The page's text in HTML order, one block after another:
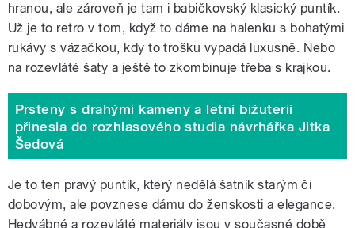
hranou, ale zároveň je tam i babičkovský klasický puntík.
Už je to retro v tom, když to dáme na halenku s bohatými
rukávy s vázačkou, kdy to trošku vypadá luxusně. Nebo
na rozevláté šaty a ještě to zkombinuje třeba s krajkou.
Prsteny s drahými kameny a letní bižuterii
přinesla do rozhlasového studia návrhářka Jitka
Šedová
Je to ten pravý puntík, který nedělá šatník starým či
dobovým, ale povznese dámu do ženskosti a elegance.
Hedvábné a rozevláté materiály jsou v současné době